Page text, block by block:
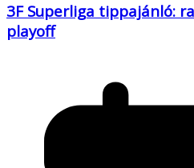
3F Superliga tippajánló:
playoff